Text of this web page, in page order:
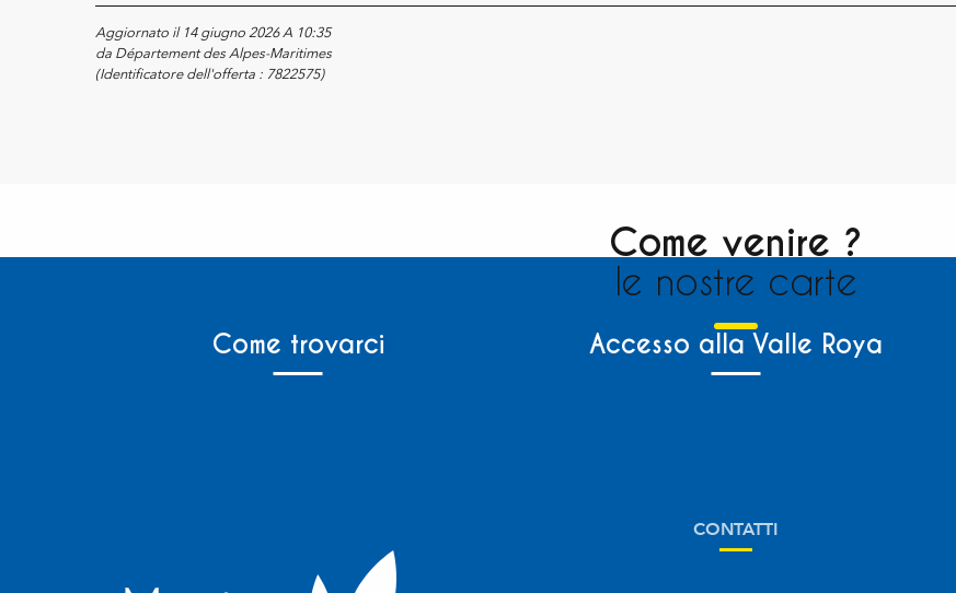
Aggiornato il 14 giugno 2026 A 10:35
da Département des Alpes-Maritimes
(Identificatore dell'offerta : 7822575)
Come venire ?
le nostre carte
Come trovarci Accesso alla Valle Roya
CONTATTI